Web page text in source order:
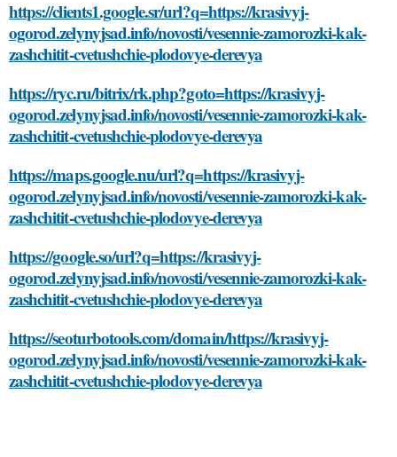
https://clients1.google.sr/url?q=https://krasivyj-
ogorod.zelynyjsad.info/novosti/vesennie-zamorozki-kak-
zashchitit-cvetushchie-plodovye-derevya
https://ryc.ru/bitrix/rk.php?goto=https://krasivyj-
ogorod.zelynyjsad.info/novosti/vesennie-zamorozki-kak-
zashchitit-cvetushchie-plodovye-derevya
https://maps.google.nu/url?q=https://krasivyj-
ogorod.zelynyjsad.info/novosti/vesennie-zamorozki-kak-
zashchitit-cvetushchie-plodovye-derevya
https://google.so/url?q=https://krasivyj-
ogorod.zelynyjsad.info/novosti/vesennie-zamorozki-kak-
zashchitit-cvetushchie-plodovye-derevya
https://seoturbotools.com/domain/https://krasivyj-
ogorod.zelynyjsad.info/novosti/vesennie-zamorozki-kak-
zashchitit-cvetushchie-plodovye-derevya